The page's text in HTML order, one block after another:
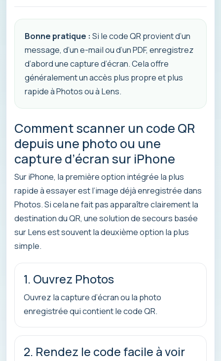
Bonne pratique : Si le code QR provient d’un
message, d’un e-mail ou d’un PDF, enregistrez
d’abord une capture d’écran. Cela offre
généralement un accès plus propre et plus
rapide à Photos ou à Lens.
Comment scanner un code QR
depuis une photo ou une
capture d’écran sur iPhone
Sur iPhone, la première option intégrée la plus
rapide à essayer est l’image déjà enregistrée dans
Photos. Si cela ne fait pas apparaître clairement la
destination du QR, une solution de secours basée
sur Lens est souvent la deuxième option la plus
simple.
1. Ouvrez Photos
Ouvrez la capture d’écran ou la photo
enregistrée qui contient le code QR.
2. Rendez le code facile à voir